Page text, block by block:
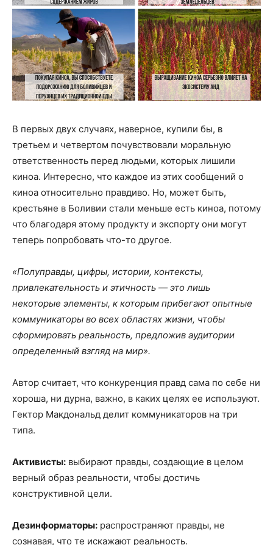
В первых двух случаях, наверное, купили бы, в
третьем и четвертом почувствовали моральную
ответственность перед людьми, которых лишили
киноа. Интересно, что каждое из этих сообщений о
киноа относительно правдиво. Но, может быть,
крестьяне в Боливии стали меньше есть киноа, потому
что благодаря этому продукту и экспорту они могут
теперь попробовать что-то другое.
«Полуправды, цифры, истории, контексты,
привлекательность и этичность — это лишь
некоторые элементы, к которым прибегают опытные
коммуникаторы во всех областях жизни, чтобы
сформировать реальность, предложив аудитории
определенный взгляд на мир».
Автор считает, что конкуренция правд сама по себе ни
хороша, ни дурна, важно, в каких целях ее используют.
Гектор Макдональд делит коммуникаторов на три
типа.
Активисты: выбирают правды, создающие в целом
верный образ реальности, чтобы достичь
конструктивной цели.
Дезинформаторы: распространяют правды, не
сознавая, что те искажают реальность.